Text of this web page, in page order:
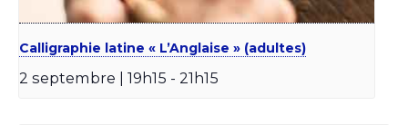
Calligraphie latine « L’Anglaise » (adultes)
2 septembre | 19h15 - 21h15